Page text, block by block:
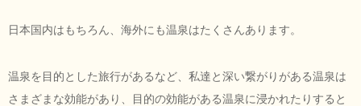
日本国内はもちろん、海外にも温泉はたくさんあります。
温泉を目的とした旅行があるなど、私達と深い繋がりがある温泉は
さまざまな効能があり、目的の効能がある温泉に浸かれたりすると